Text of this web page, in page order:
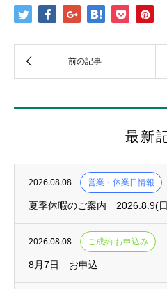
最新
2026.08.08 営業・休業日情報
夏季休暇のご案内 2026.8.9(
2026.08.08 ご成約 お申込み
8月7日 お申込